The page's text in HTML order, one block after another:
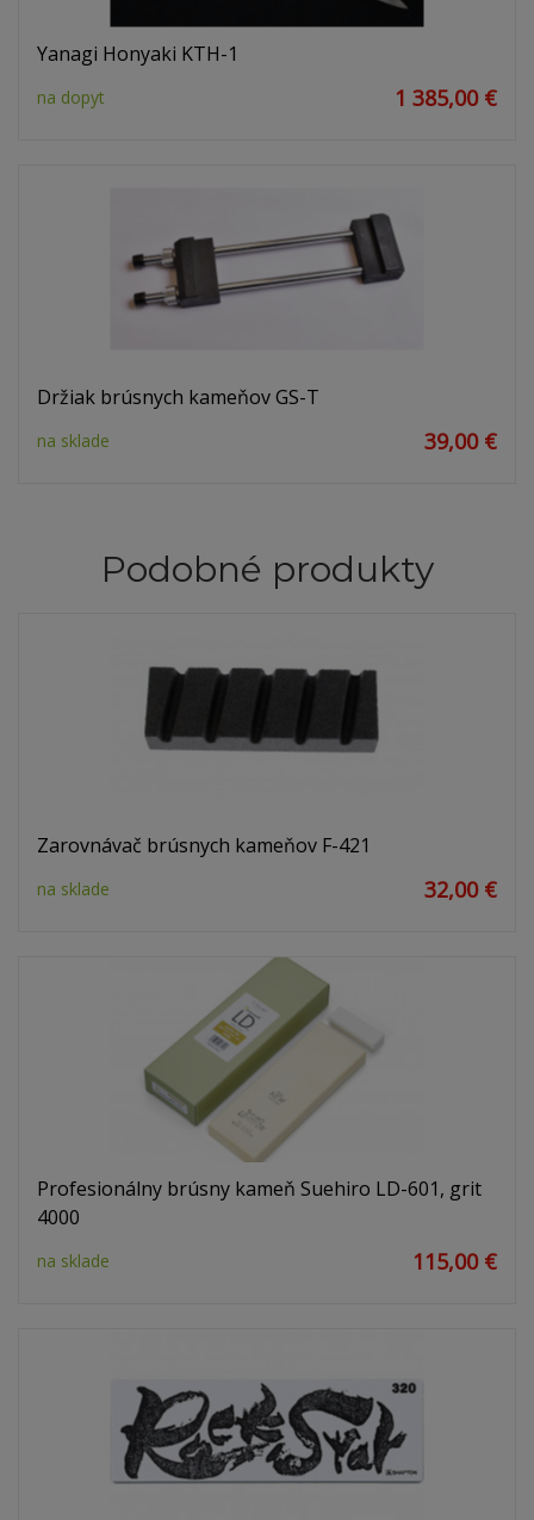
Yanagi Honyaki KTH-1
na dopyt 1 385,00 €
Držiak brúsnych kameňov GS-T
na sklade 39,00 €
Podobné produkty
Zarovnávač brúsnych kameňov F-421
na sklade 32,00 €
Profesionálny brúsny kameň Suehiro LD-601, grit
4000
na sklade 115,00 €